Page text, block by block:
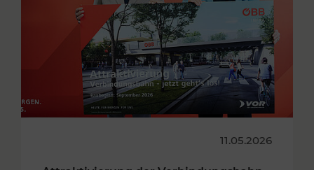
11.05.2026